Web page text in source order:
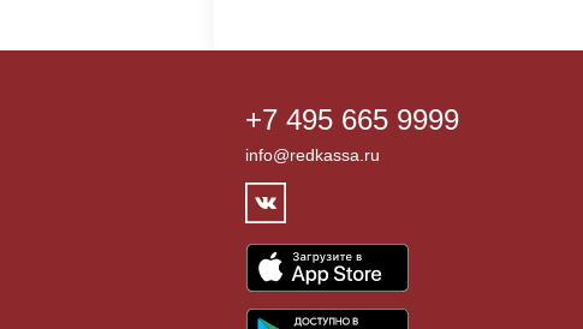
+7 495 665 9999
info@redkassa.ru